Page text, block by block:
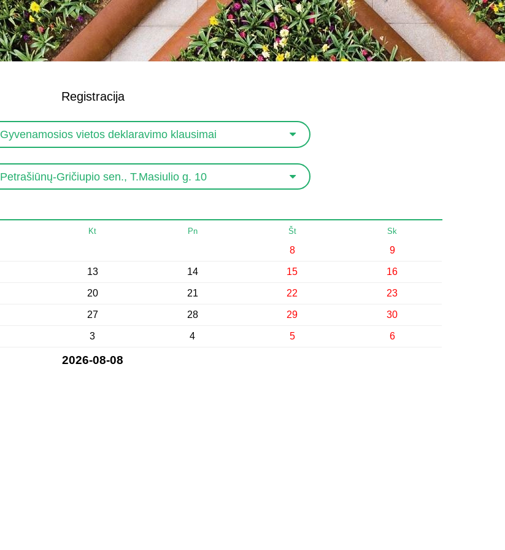
Registracija
Gyvenamosios vietos deklaravimo klausimai
Petrašiūnų-Gričiupio sen., T.Masiulio g. 10
Kt Pn Št Sk
8 9
13 14 15 16
20 21 22 23
27 28 29 30
3 4 5 6
2026-08-08